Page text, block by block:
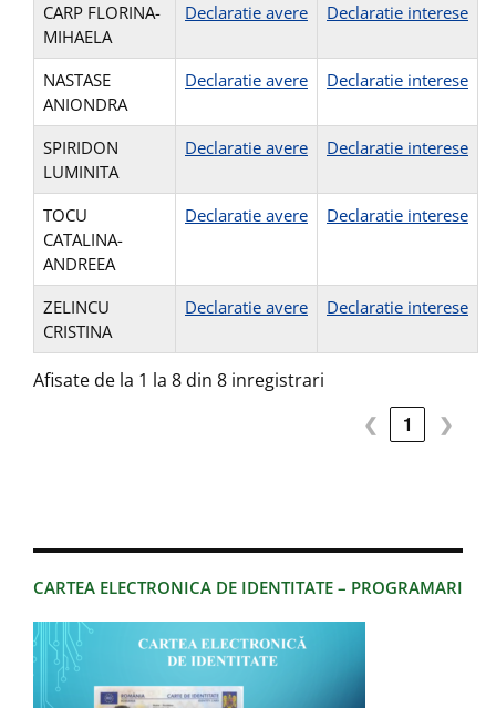
CARTEA ELECTRONICA DE IDENTITATE – PROGRAMARI
CARP FLORINA-
MIHAELA
Declaratie avere Declaratie interese
NASTASE
ANIONDRA
Declaratie avere Declaratie interese
SPIRIDON
LUMINITA
Declaratie avere Declaratie interese
TOCU
CATALINA-
ANDREEA
Declaratie avere Declaratie interese
ZELINCU
CRISTINA
Declaratie avere Declaratie interese
Afisate de la 1 la 8 din 8 inregistrari
❮ 1 ❯